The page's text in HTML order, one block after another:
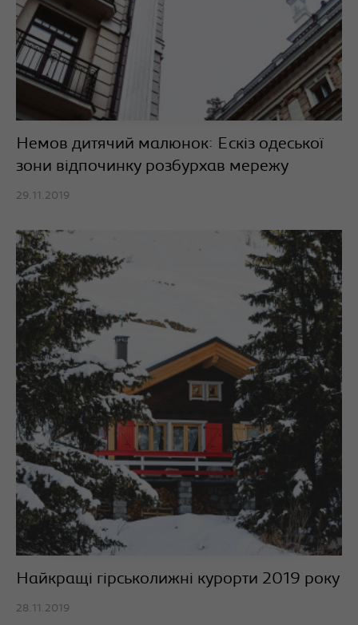
Немов дитячий малюнок: Ескіз одеської
зони відпочинку розбурхав мережу
29.11.2019
Найкращі гірськолижні курорти 2019 року
28.11.2019